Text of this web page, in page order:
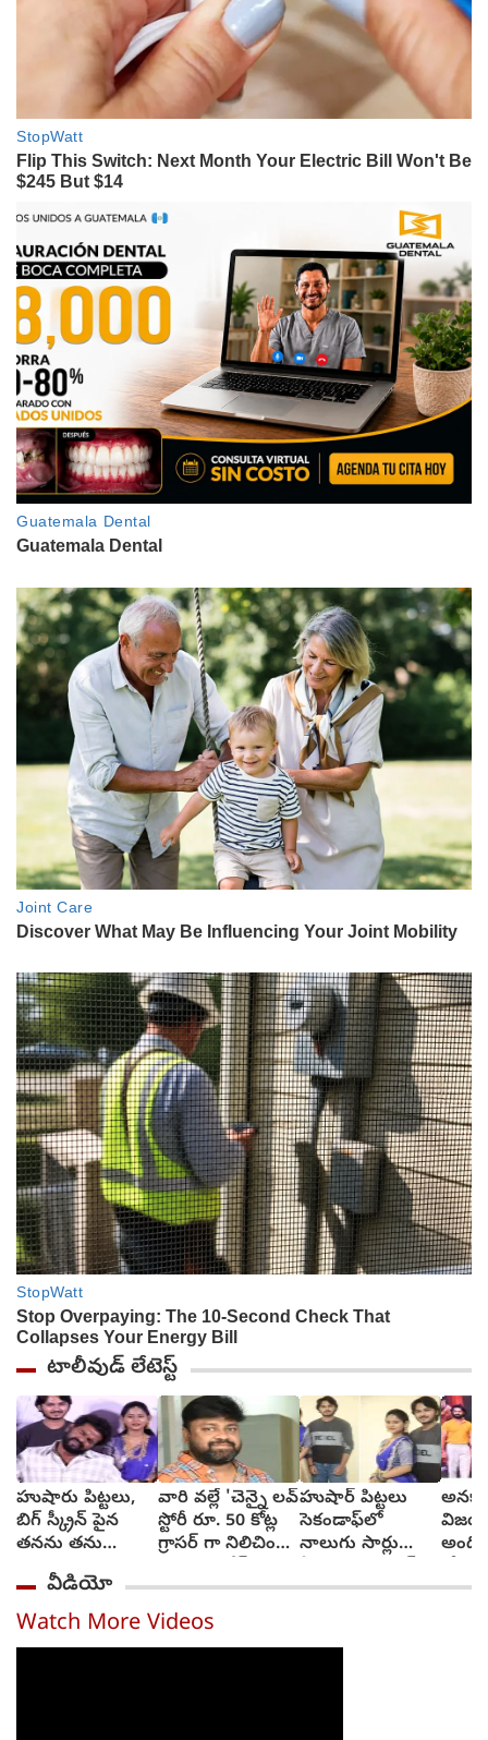
టాలీవుడ్ లేటెస్ట్
హుషారు పిట్టలు,
బిగ్ స్క్రీన్ పైన
తనను తను
చూసుకుని చెంప
పగలగొట్టుకున్న
నటుడు, వీడియో
వైరల్
వారి వల్లే 'చెన్నై లవ్
స్టోరీ రూ. 50 కోట్ల
గ్రాసర్ గా నిలిచింది -
హుషార్‌ పిట్టలు
సెకండాఫ్‌లో
నాలుగు సార్లు
అర్జున్‌
సోనూ
వీడియో
Watch More Videos